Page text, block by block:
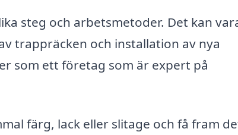
steg och arbetsmetoder. Det kan
trappräcken och installation av nya
som ett företag som är expert på
färg, lack eller slitage och få fram